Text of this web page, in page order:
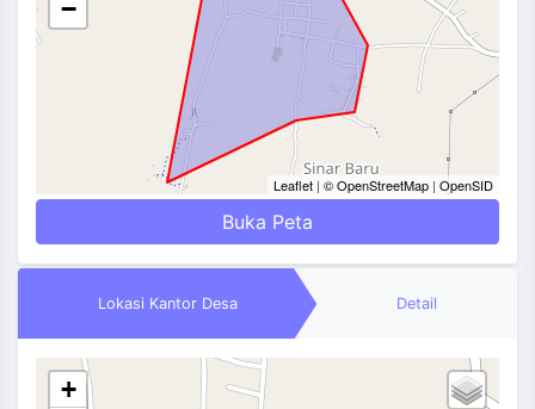
−
Leaflet| © OpenStreetMap| OpenSID
Buka Peta
Lokasi Kantor Desa Detail
+